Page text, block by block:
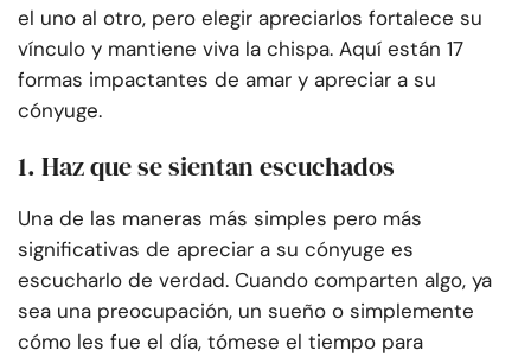
el uno al otro, pero elegir apreciarlos fortalece su
vínculo y mantiene viva la chispa. Aquí están 17
formas impactantes de amar y apreciar a su
cónyuge.
1. Haz que se sientan escuchados
Una de las maneras más simples pero más
significativas de apreciar a su cónyuge es
escucharlo de verdad. Cuando comparten algo, ya
sea una preocupación, un sueño o simplemente
cómo les fue el día, tómese el tiempo para